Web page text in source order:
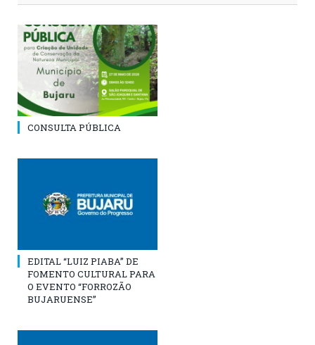
CONSULTA PÚBLICA
EDITAL “LUIZ PIABA” DE
FOMENTO CULTURAL PARA
O EVENTO “FORROZÃO
BUJARUENSE”